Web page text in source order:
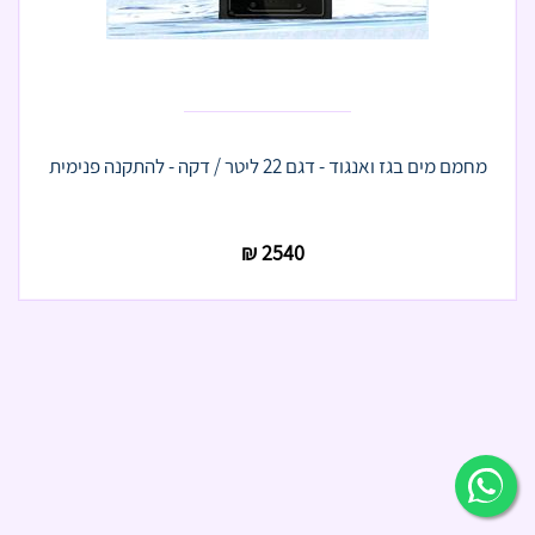
מחמם מים בגז ואנגוד - דגם 22 ליטר / דקה - להתקנה פנימית
2540
₪